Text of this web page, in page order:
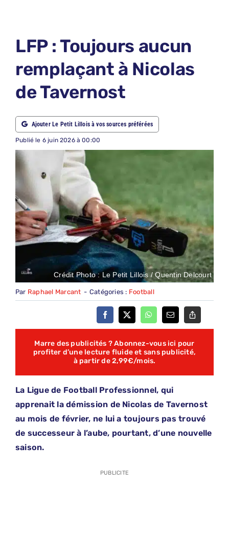
ABONNEMENTS
NOUS CONTACTER
NOUS SUIVRE
LFP : Toujours aucun
remplaçant à Nicolas
de Tavernost
Ajouter Le Petit Lillois à vos sources préférées
Publié le 6 juin 2026 à 00:00
Crédit Photo : Le Petit Lillois / Quentin Delcourt
Par Raphael Marcant - Catégories : Football
Marre des publicités ? Abonnez-vous ici pour
profiter d’une lecture fluide et sans publicité,
à partir de 2,99€/mois.
La Ligue de Football Professionnel, qui
apprenait la démission de Nicolas de Tavernost
au mois de février, ne lui a toujours pas trouvé
de successeur à l’aube, pourtant, d’une nouvelle
saison.
PUBLICITE